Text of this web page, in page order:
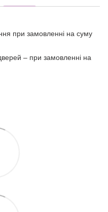
при замовленні на суму
– при замовленні на